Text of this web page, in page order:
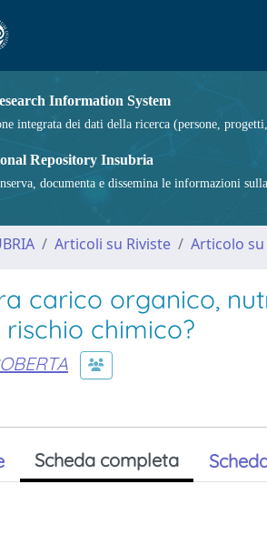
Information System
integrata dei dati della ricerca (persone,
Repository Insubria
documenta e dissemina le informazioni
Articoli su Riviste Articolo su
carico organico,
chimico?
Scheda completa